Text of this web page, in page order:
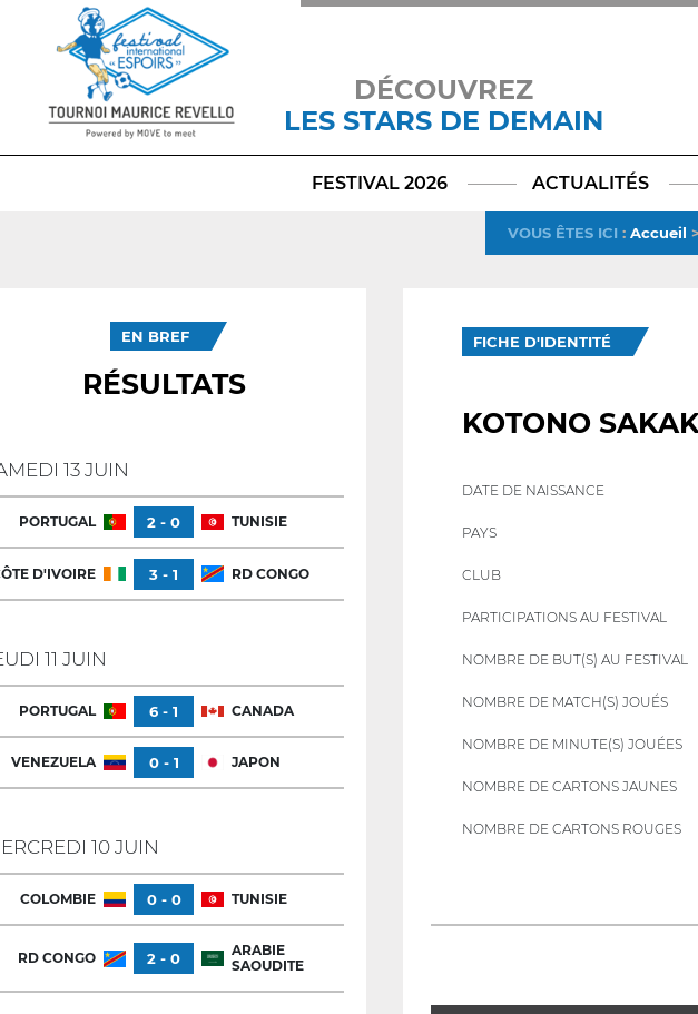
DÉCOUVREZ
LES STARS DE DEMAIN
FESTIVAL 2026 ACTUALITÉS
VOUS ÊTES ICI : Accueil >
EN BREF
RÉSULTATS
13 JUIN
PORTUGAL 2 - 0 TUNISIE
D'IVOIRE 3 - 1 RD CONGO
11 JUIN
PORTUGAL 6 - 1 CANADA
VENEZUELA 0 - 1 JAPON
10 JUIN
COLOMBIE 0 - 0 TUNISIE
RD CONGO 2 - 0
ARABIE
SAOUDITE
FICHE D'IDENTITÉ
KOTONO
DATE DE NAISSANCE
PAYS
CLUB
PARTICIPATIONS AU FESTIVAL
NOMBRE DE BUT(S) AU FESTIVAL
NOMBRE DE MATCH(S) JOUÉS
NOMBRE DE MINUTE(S) JOUÉES
NOMBRE DE CARTONS JAUNES
NOMBRE DE CARTONS ROUGES